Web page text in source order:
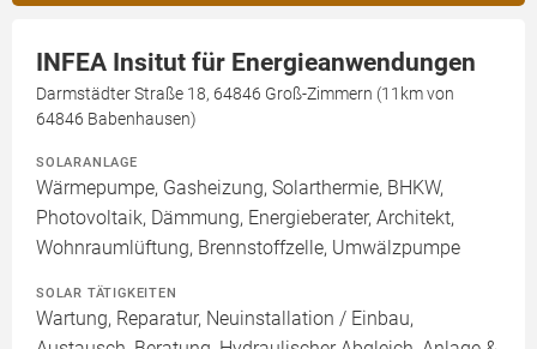
INFEA Insitut für Energieanwendungen
Darmstädter Straße 18, 64846 Groß-Zimmern (11km von
64846 Babenhausen)
SOLARANLAGE
Wärmepumpe, Gasheizung, Solarthermie, BHKW,
Photovoltaik, Dämmung, Energieberater, Architekt,
Wohnraumlüftung, Brennstoffzelle, Umwälzpumpe
SOLAR TÄTIGKEITEN
Wartung, Reparatur, Neuinstallation / Einbau,